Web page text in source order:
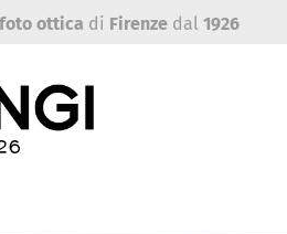
foto ottica di Firenze dal 1926